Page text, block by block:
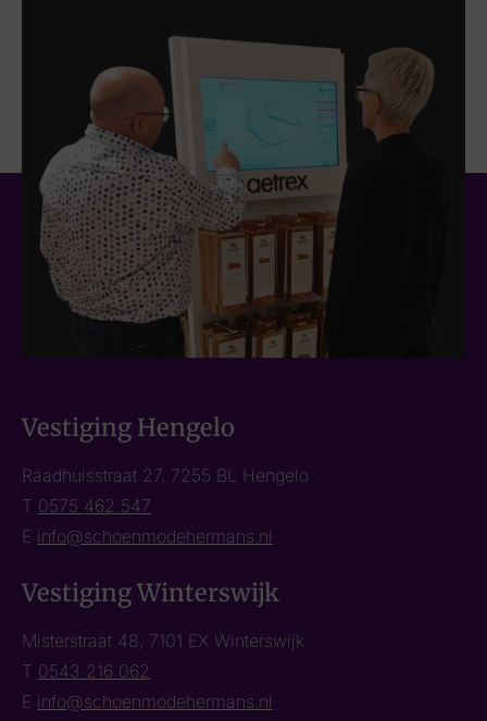
Vestiging Hengelo
Raadhuisstraat 27, 7255 BL Hengelo
T 0575 462 547
E info@schoenmodehermans.nl
Vestiging Winterswijk
Misterstraat 48, 7101 EX Winterswijk
T 0543 216 062
E info@schoenmodehermans.nl